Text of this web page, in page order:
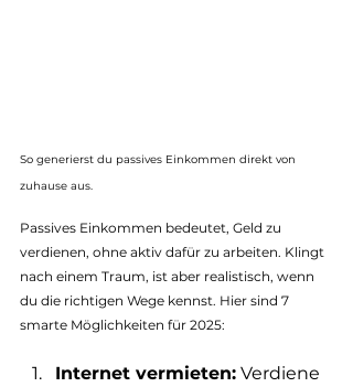
So generierst du passives Einkommen direkt von
zuhause aus.
Passives Einkommen bedeutet, Geld zu
verdienen, ohne aktiv dafür zu arbeiten. Klingt
nach einem Traum, ist aber realistisch, wenn
du die richtigen Wege kennst. Hier sind 7
smarte Möglichkeiten für 2025:
Internet vermieten: Verdiene